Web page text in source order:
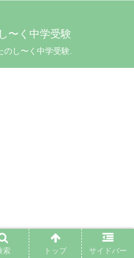
〜く中学受験
し〜く中学受験.
索 トップ サイドバー